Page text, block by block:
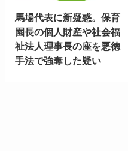
馬場代表に新疑惑。保育
園長の個人財産や社会福
祉法人理事長の座を悪徳
手法で強奪した疑い